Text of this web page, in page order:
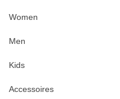
Women
Men
Kids
Accessoires